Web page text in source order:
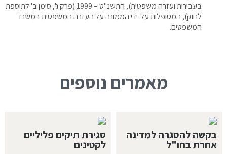
בעבירות ועזרה משפטית), התשנ"ט – 1999 (פרק ג', סימן ב' לתוספת
לחוק), המטופלות על-ידי הממונה על העזרה המשפטית במשרד
המשפטים.
מאמרים נוספים
בקשה להסגרה למדינה
אחרת בחו"ל
סגירת תיקים פליליים
לקטינים